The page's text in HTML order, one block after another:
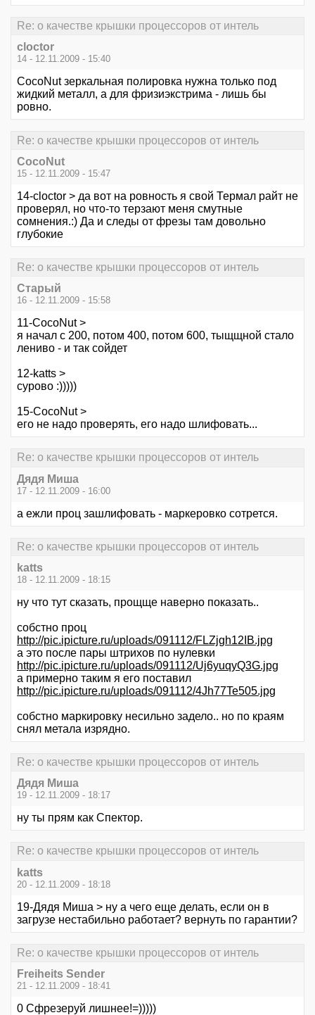
Re: о качестве крышки процессоров от интель
cloctor
14 - 12.11.2009 - 15:40
CocoNut зеркальная полировка нужна только под
жидкий металл, а для фризиэкстрима - лишь бы
ровно.
Re: о качестве крышки процессоров от интель
CocoNut
15 - 12.11.2009 - 15:47
14-cloctor > да вот на ровность я свой Термал райт не
проверял, но что-то терзают меня смутные
сомнения.:) Да и следы от фрезы там довольно
глубокие
Re: о качестве крышки процессоров от интель
Старый
16 - 12.11.2009 - 15:58
11-CocoNut >
я начал с 200, потом 400, потом 600, тыщщной стало
лениво - и так сойдет
12-katts >
сурово :)))))
15-CocoNut >
его не надо проверять, его надо шлифовать...
Re: о качестве крышки процессоров от интель
Дядя Миша
17 - 12.11.2009 - 16:00
а ежли проц зашлифовать - маркеровко сотрется.
Re: о качестве крышки процессоров от интель
katts
18 - 12.11.2009 - 18:15
ну что тут сказать, прощще наверно показать..
собстно проц
http://pic.ipicture.ru/uploads/091112/FLZjgh12IB.jpg
а это после пары штрихов по нулевки
http://pic.ipicture.ru/uploads/091112/Uj6yuqyQ3G.jpg
а примерно таким я его поставил
http://pic.ipicture.ru/uploads/091112/4Jh77Te505.jpg
собстно маркировку несильно задело.. но по краям
снял метала изрядно.
Re: о качестве крышки процессоров от интель
Дядя Миша
19 - 12.11.2009 - 18:17
ну ты прям как Спектор.
Re: о качестве крышки процессоров от интель
katts
20 - 12.11.2009 - 18:18
19-Дядя Миша > ну а чего еще делать, если он в
загрузе нестабильно работает? вернуть по гарантии?
Re: о качестве крышки процессоров от интель
Freiheits Sender
21 - 12.11.2009 - 18:41
0 Сфрезеруй лишнее!=)))))